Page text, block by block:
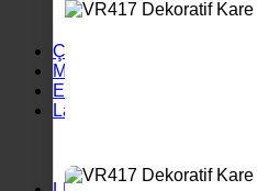
Dekoratif Aplik
Çok Sevilenler
Masa Lambası
Endüstriyel Aydınlatma
Lambader
Beton Lambader